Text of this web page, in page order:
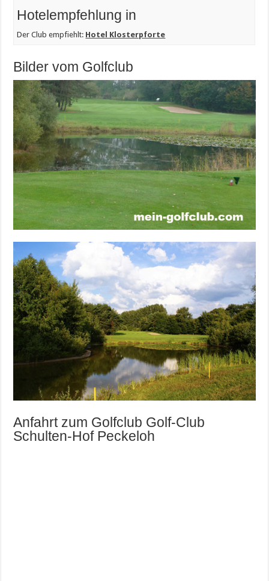
Hotelempfehlung in
Der Club empfiehlt: Hotel Klosterpforte
Bilder vom Golfclub
Anfahrt zum Golfclub Golf-Club
Schulten-Hof Peckeloh